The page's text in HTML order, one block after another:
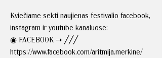
Kviečiame sekti naujienas festivalio facebook,
instagram ir youtube kanaluose:
◉ FACEBOOK ➝ ╱╱╱
https://www.facebook.com/aritmija.merkine/